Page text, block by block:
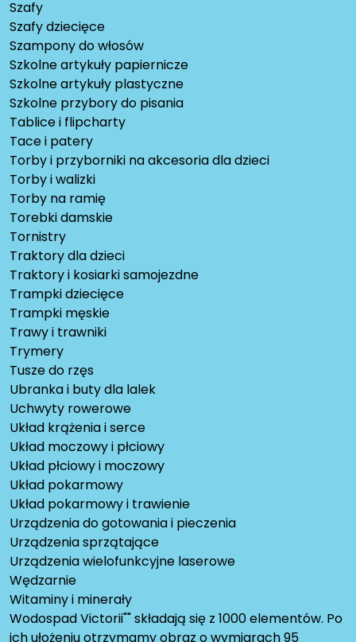
Szafy
Szafy dziecięce
Szampony do włosów
Szkolne artykuły papiernicze
Szkolne artykuły plastyczne
Szkolne przybory do pisania
Tablice i flipcharty
Tace i patery
Torby i przyborniki na akcesoria dla dzieci
Torby i walizki
Torby na ramię
Torebki damskie
Tornistry
Traktory dla dzieci
Traktory i kosiarki samojezdne
Trampki dziecięce
Trampki męskie
Trawy i trawniki
Trymery
Tusze do rzęs
Ubranka i buty dla lalek
Uchwyty rowerowe
Układ krążenia i serce
Układ moczowy i płciowy
Układ płciowy i moczowy
Układ pokarmowy
Układ pokarmowy i trawienie
Urządzenia do gotowania i pieczenia
Urządzenia sprzątające
Urządzenia wielofunkcyjne laserowe
Wędzarnie
Witaminy i minerały
Wodospad Victorii"" składają się z 1000 elementów. Po
ich ułożeniu otrzymamy obraz o wymiarach 95